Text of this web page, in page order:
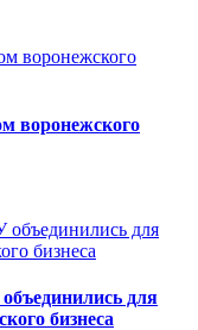
воронежского
для
бизнеса